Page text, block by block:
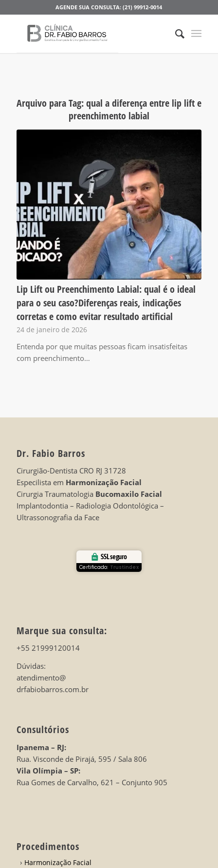
AGENDE SUA CONSULTA: (21) 99912-0014
Arquivo para Tag:qual a diferença entre lip lift e
preenchimento labial
Lip Lift ou Preenchimento Labial: qual é o ideal
para o seu caso?Diferenças reais, indicações
corretas e como evitar resultado artificial
24 de janeiro de 2026
Entenda por que muitas pessoas ficam insatisfeitas
com preenchimento…
Dr. Fabio Barros
Cirurgião-Dentista CRO RJ 31728
Especilista em Harmonização Facial
Cirurgia Traumatologia Bucomaxilo Facial
Implantodontia – Radiologia Odontológica –
Ultrassonografia da Face
SSL seguro
Certificado: Trustindex
Marque sua consulta:
+55 21999120014
Dúvidas:
atendimento@
drfabiobarros.com.br
Consultórios
Ipanema – RJ:
Rua. Visconde de Pirajá, 595 / Sala 806
Vila Olímpia – SP:
Rua Gomes de Carvalho, 621 – Conjunto 905
Procedimentos
Harmonização Facial